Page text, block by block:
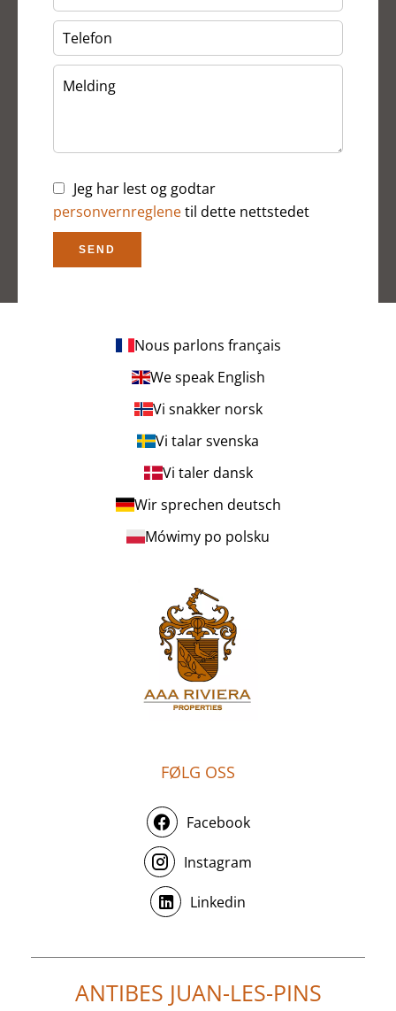
Jeg har lest og godtar
personvernreglenetil dette nettstedet
SEND
Nous parlons français
We speak English
Vi snakker norsk
Vi talar svenska
Vi taler dansk
Wir sprechen deutsch
Mówimy po polsku
FØLG OSS
Facebook
Instagram
Linkedin
ANTIBES JUAN-LES-PINS